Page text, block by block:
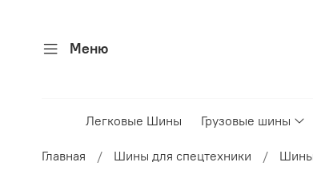
Меню
Легковые Шины Грузовые шины
Главная Шины для спецтехники Шины